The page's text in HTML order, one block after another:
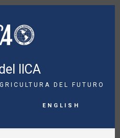
IICA
DEL FUTURO
English